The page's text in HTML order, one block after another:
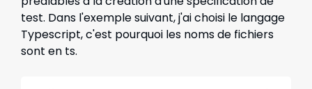
test. Dans l'exemple suivant, j'ai choisi le langage
Typescript, c'est pourquoi les noms de fichiers
sont en ts.